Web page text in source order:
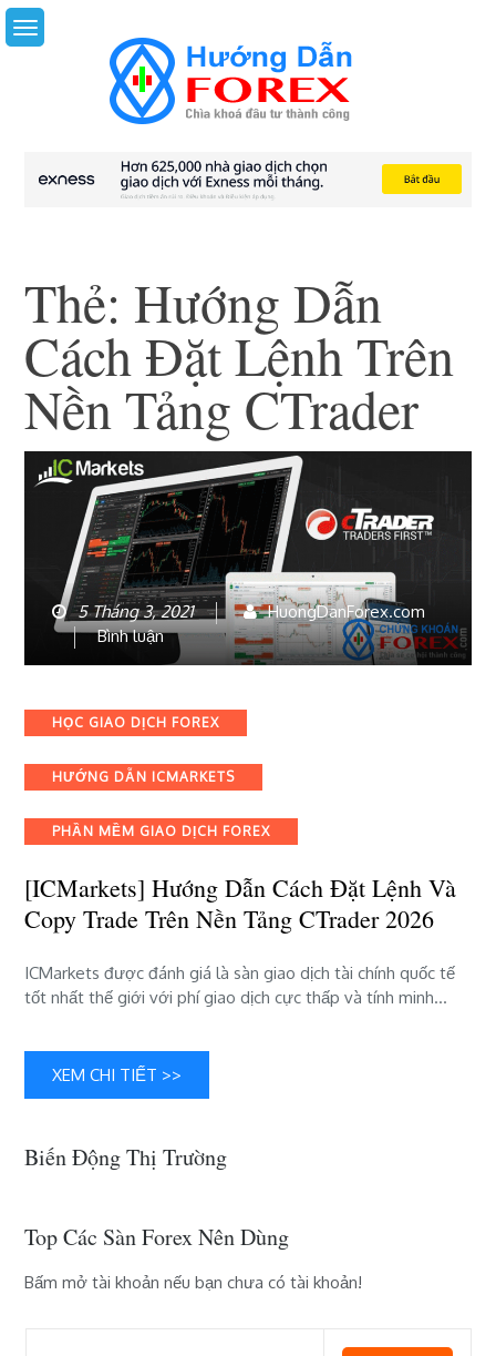
Skip
to
Thẻ: Hướng Dẫn
Cách Đặt Lệnh Trên
Nền Tảng CTrader
5 Tháng 3, 2021
HuongDanForex.com
Bình luậnbài
viết
Hướng
Dẫn
Đặt
và
Trade
trên
nền
cTrader
2026
Categories
HỌC GIAO DỊCH FOREX
HƯỚNG DẪN ICMARKETS
PHẦN MỀM GIAO DỊCH FOREX
[ICMarkets] Hướng Dẫn Cách Đặt Lệnh Và
Copy Trade Trên Nền Tảng CTrader 2026
ICMarkets được đánh giá là sàn giao dịch tài chính quốc tế
tốt nhất thế giới với phí giao dịch cực thấp và tính minh…
XEM CHI TIẾT >>
Biến Động Thị Trường
Top Các Sàn Forex Nên Dùng
Bấm mở tài khoản nếu bạn chưa có tài khoản!